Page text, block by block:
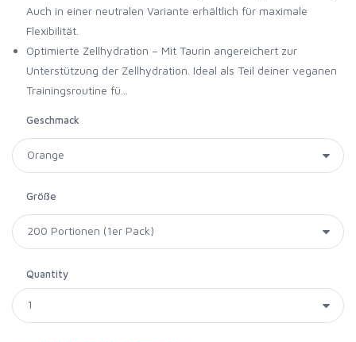
Auch in einer neutralen Variante erhältlich für maximale
Flexibilität.
Optimierte Zellhydration – Mit Taurin angereichert zur
Unterstützung der Zellhydration. Ideal als Teil deiner veganen
Trainingsroutine fü...
Geschmack
Größe
Quantity